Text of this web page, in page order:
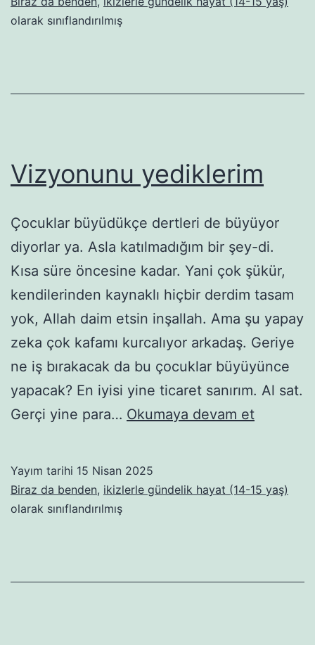
olarak sınıflandırılmış
Vizyonunu yediklerim
Çocuklar büyüdükçe dertleri de büyüyor
diyorlar ya. Asla katılmadığım bir şey-di.
Kısa süre öncesine kadar. Yani çok şükür,
kendilerinden kaynaklı hiçbir derdim tasam
yok, Allah daim etsin inşallah. Ama şu yapay
zeka çok kafamı kurcalıyor arkadaş. Geriye
ne iş bırakacak da bu çocuklar büyüyünce
yapacak? En iyisi yine ticaret sanırım. Al sat.
Gerçi yine para… Okumaya devam et
Yayım tarihi 15 Nisan 2025
Biraz da benden, ikizlerle gündelik hayat (14-15 yaş)
olarak sınıflandırılmış